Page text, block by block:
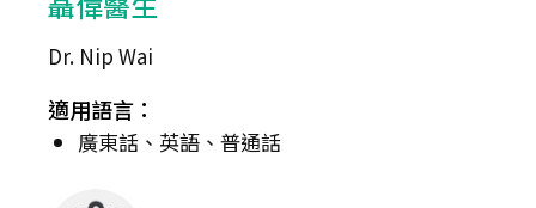
Dr. Nip Wai
適用語言：
廣東話、英語、普通話